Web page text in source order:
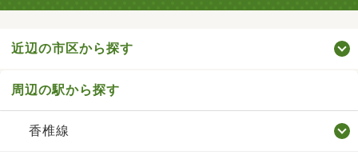
近辺の市区から探す
周辺の駅から探す
香椎線